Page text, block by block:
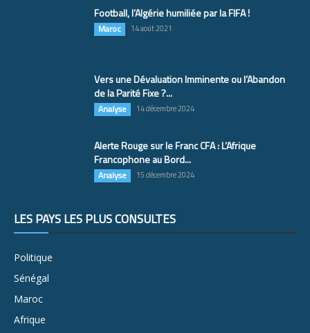
Football, l’Algérie humiliée par la FIFA !
Maroc 14 août 2021
Vers une Dévaluation Imminente ou l’Abandon
de la Parité Fixe ?...
Analyse 14 décembre 2024
Alerte Rouge sur le Franc CFA : L’Afrique
Francophone au Bord...
Analyse 15 décembre 2024
LES PAYS LES PLUS CONSULTÉS
Politique
Sénégal
Maroc
Afrique